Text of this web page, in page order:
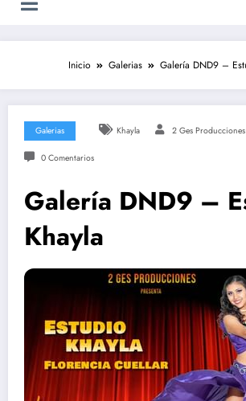
Inicio Galerias Galería DND9 –
Galerias Khayla 2 Ges Producciones
0 Comentarios
Galería DND9 –
Khayla